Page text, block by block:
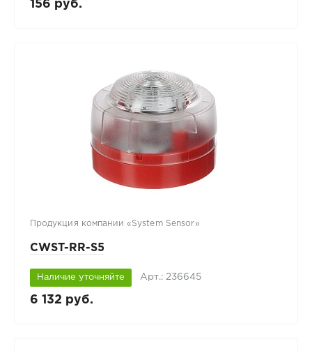
156 руб.
Продукция компании «System Sensor»
CWST-RR-S5
Наличие уточняйте Арт.: 236645
6 132 руб.